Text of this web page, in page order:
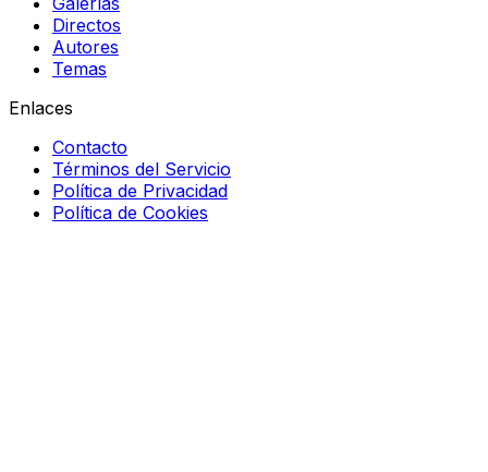
Directos
Autores
Temas
Enlaces
Contacto
Términos del Servicio
Política de Privacidad
Política de Cookies